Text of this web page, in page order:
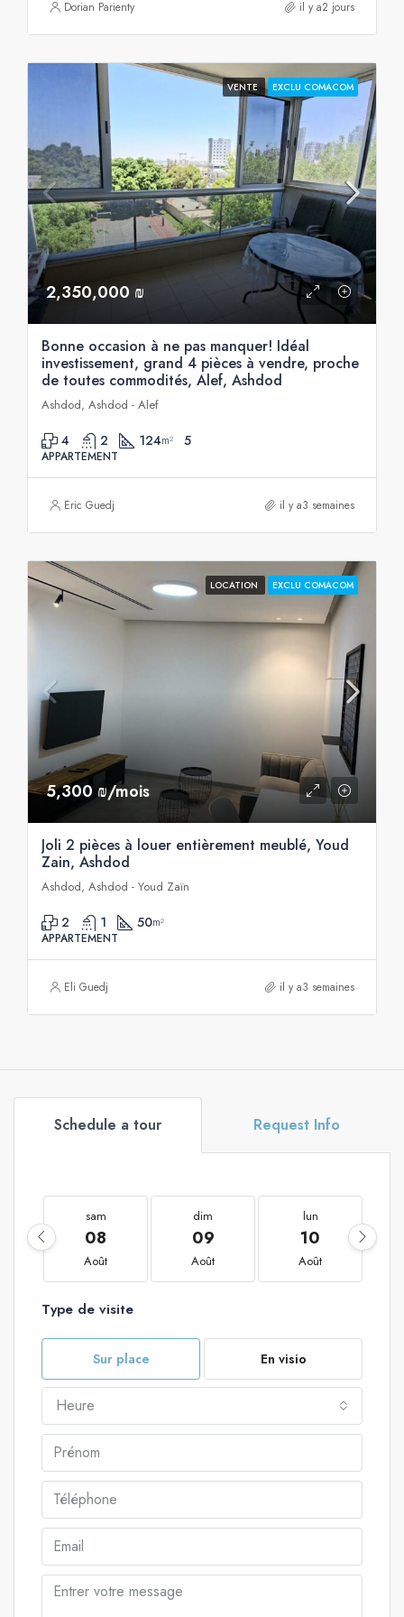
Dorian Parienty il y a2 jours
VENTE EXCLU COMACOM
2,350,000 ₪
Bonne occasion à ne pas manquer! Idéal
investissement, grand 4 pièces à vendre, proche
de toutes commodités, Alef, Ashdod
Ashdod, Ashdod - Alef
4 2 124m² 5
APPARTEMENT
Eric Guedj il y a3 semaines
LOCATION EXCLU COMACOM
5,300 ₪/mois
Joli 2 pièces à louer entièrement meublé, Youd
Zain, Ashdod
Ashdod, Ashdod - Youd Zaïn
2 1 50m²
APPARTEMENT
Eli Guedj il y a3 semaines
Schedule a tour Request Info
sam
08
Août
dim
09
Août
lun
10
Août
Type de visite
Sur place En visio
Heure